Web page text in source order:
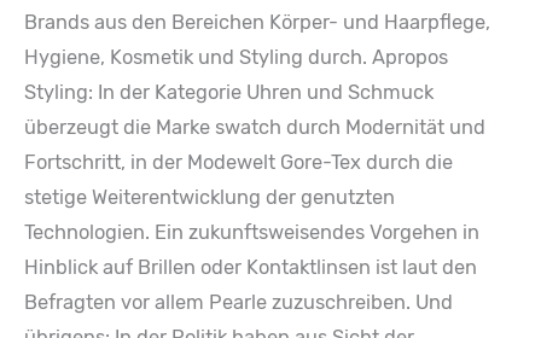
Brands aus den Bereichen Körper- und Haarpflege,
Hygiene, Kosmetik und Styling durch. Apropos
Styling: In der Kategorie Uhren und Schmuck
überzeugt die Marke swatch durch Modernität und
Fortschritt, in der Modewelt Gore-Tex durch die
stetige Weiterentwicklung der genutzten
Technologien. Ein zukunftsweisendes Vorgehen in
Hinblick auf Brillen oder Kontaktlinsen ist laut den
Befragten vor allem Pearle zuzuschreiben. Und